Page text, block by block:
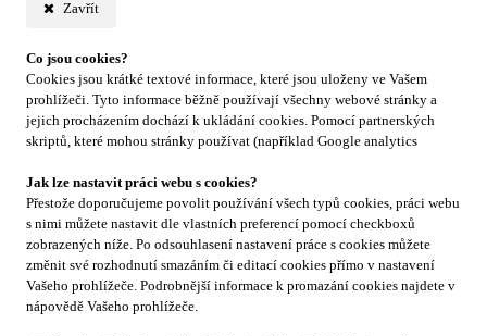
Zavřít
Co jsou cookies?
Cookies jsou krátké textové informace, které jsou uloženy ve Vašem
prohlížeči. Tyto informace běžně používají všechny webové stránky a
jejich procházením dochází k ukládání cookies. Pomocí partnerských
skriptů, které mohou stránky používat (například Google analytics
Jak lze nastavit práci webu s cookies?
Přestože doporučujeme povolit používání všech typů cookies, práci webu
s nimi můžete nastavit dle vlastních preferencí pomocí checkboxů
zobrazených níže. Po odsouhlasení nastavení práce s cookies můžete
změnit své rozhodnutí smazáním či editací cookies přímo v nastavení
Vašeho prohlížeče. Podrobnější informace k promazání cookies najdete v
nápovědě Vašeho prohlížeče.